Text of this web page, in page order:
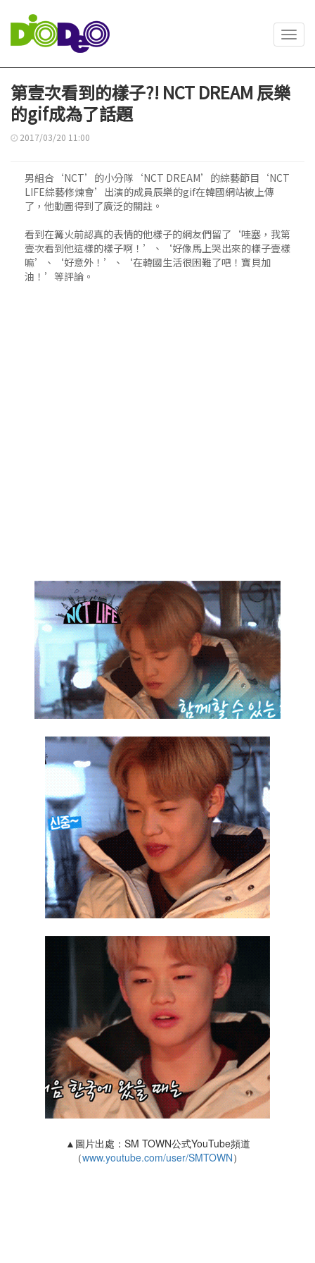
第壹次看到的樣子?! NCT DREAM 辰樂
的gif成為了話題
2017/03/20 11:00
男組合‘NCT’的小分隊‘NCT DREAM’的綜藝節目‘NCT
LIFE綜藝修煉會’出演的成員辰樂的gif在韓國網站被上傳
了，他動圖得到了廣泛的關註。
看到在篝火前認真的表情的他樣子的網友們留了‘哇塞，我第
壹次看到他這樣的樣子啊！’、‘好像馬上哭出來的樣子壹樣
嘛’、‘好意外！’、‘在韓國生活很困難了吧！寶貝加
油！’等評論。
▲圖片出處：SM TOWN公式YouTube頻道
（www.youtube.com/user/SMTOWN）